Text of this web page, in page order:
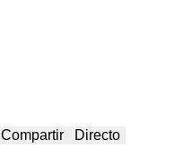
Compartir Directo